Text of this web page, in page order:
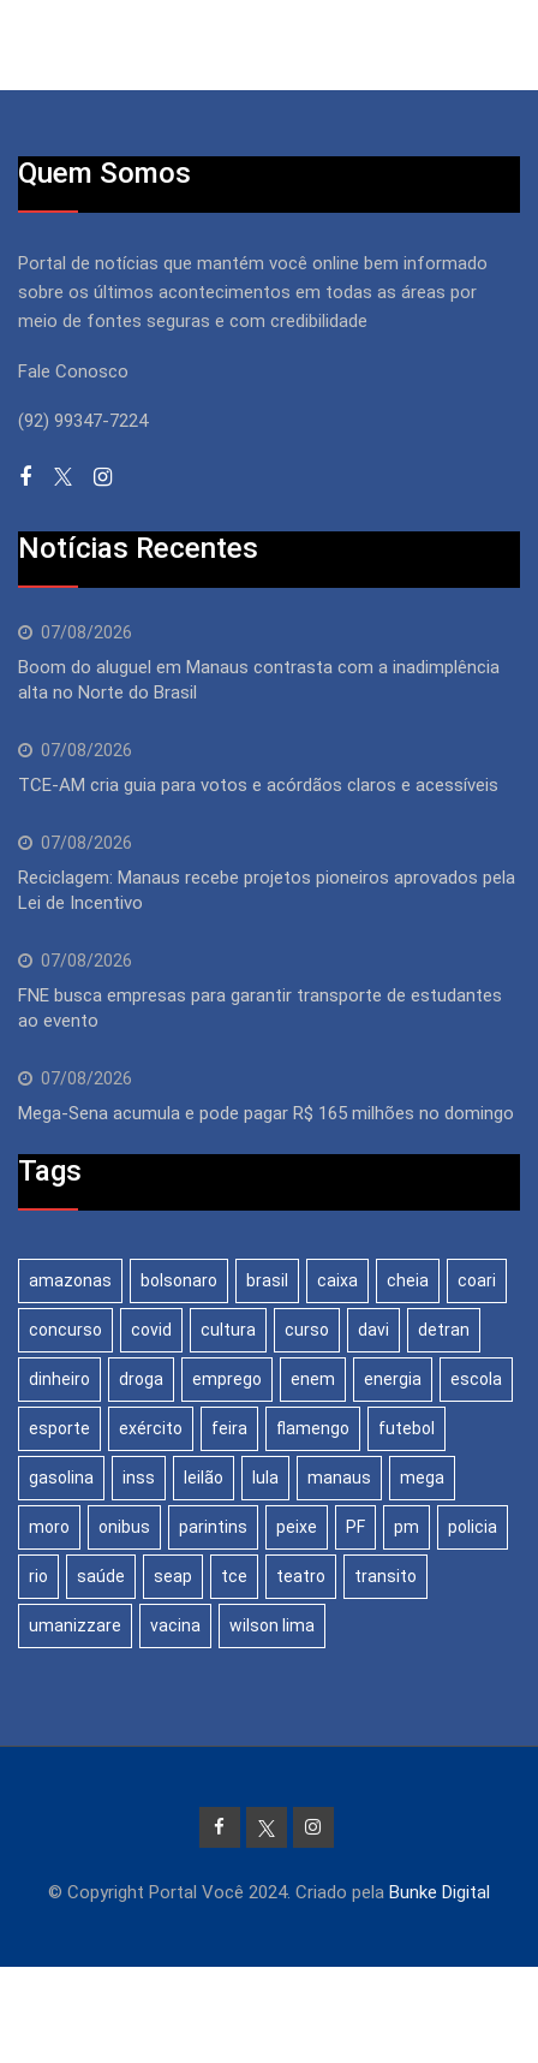
Quem Somos
Portal de notícias que mantém você online bem informado
sobre os últimos acontecimentos em todas as áreas por
meio de fontes seguras e com credibilidade
Fale Conosco
(92) 99347-7224
Notícias Recentes
07/08/2026
Boom do aluguel em Manaus contrasta com a inadimplência
alta no Norte do Brasil
07/08/2026
TCE-AM cria guia para votos e acórdãos claros e acessíveis
07/08/2026
Reciclagem: Manaus recebe projetos pioneiros aprovados pela
Lei de Incentivo
07/08/2026
FNE busca empresas para garantir transporte de estudantes
ao evento
07/08/2026
Mega-Sena acumula e pode pagar R$ 165 milhões no domingo
Tags
amazonas bolsonaro brasil caixa cheia coari
concurso covid cultura curso davi detran
dinheiro droga emprego enem energia escola
esporte exército feira flamengo futebol
gasolina inss leilão lula manaus mega
moro onibus parintins peixe PF pm policia
rio saúde seap tce teatro transito
umanizzare vacina wilson lima
© Copyright Portal Você 2024. Criado pela Bunke Digital